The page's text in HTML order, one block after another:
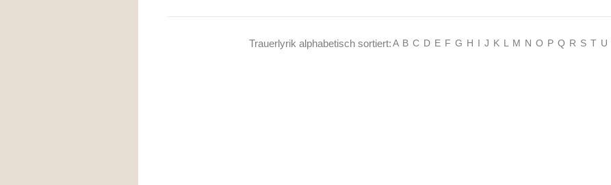
Trauerlyrik alphabetisch sortiert:A B C D E F G H I J K L M N O P Q R S T U